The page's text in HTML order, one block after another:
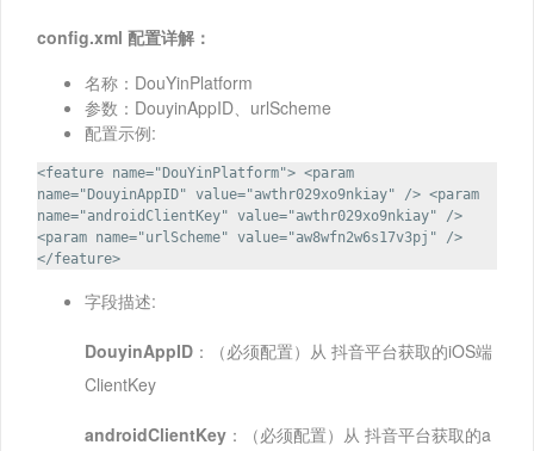
config.xml 配置详解：
名称：DouYinPlatform
参数：DouyinAppID、urlScheme
配置示例:
<feature name="DouYinPlatform"> <param
name="DouyinAppID" value="awthr029xo9nkiay" /> <param
name="androidClientKey" value="awthr029xo9nkiay" />
<param name="urlScheme" value="aw8wfn2w6s17v3pj" />
</feature>
字段描述:
DouyinAppID ：（必须配置）从 抖音平台获取的iOS端
ClientKey
androidClientKey ：（必须配置）从 抖音平台获取的a